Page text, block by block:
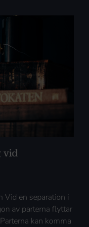
vid
Vid en separation i
av parterna flyttar
kan komma